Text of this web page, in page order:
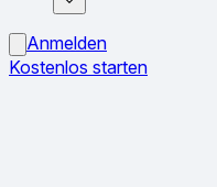
Anmelden
Kostenlos starten